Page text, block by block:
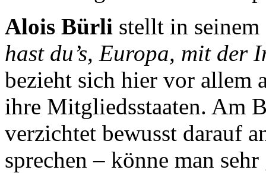
Alois Bürli stellt in
hast du’s, Europa, mit der
bezieht sich hier vor allem
ihre Mitgliedsstaaten. Am
verzichtet bewusst darauf
sprechen – könne man